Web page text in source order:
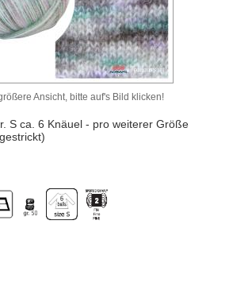
Ansicht, bitte auf's Bild klicken!
S ca. 6 Knäuel - pro weiterer Größe